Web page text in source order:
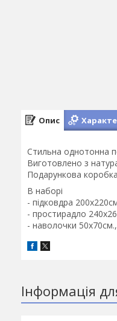
Опис
Стильна однотонна
Виготовлено з
Подарункова
В наборі
- підковдра
- простирадло
- наволочки
Інформація